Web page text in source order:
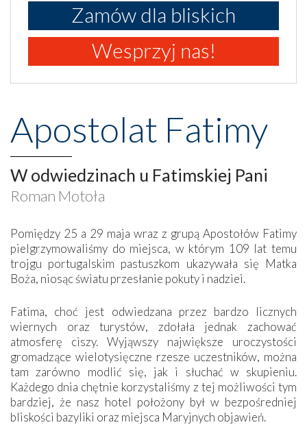
Zamów dla bliskich
Wesprzyj nas!
Apostolat Fatimy
W odwiedzinach u Fatimskiej Pani
Roman Motoła
Pomiędzy 25 a 29 maja wraz z grupą Apostołów Fatimy
pielgrzymowaliśmy do miejsca, w którym 109 lat temu
trojgu portugalskim pastuszkom ukazywała się Matka
Boża, niosąc światu przesłanie pokuty i nadziei.
Fatima, choć jest odwiedzana przez bardzo licznych
wiernych oraz turystów, zdołała jednak zachować
atmosferę ciszy. Wyjąwszy największe uroczystości
gromadzące wielotysięczne rzesze uczestników, można
tam zarówno modlić się, jak i słuchać w skupieniu.
Każdego dnia chętnie korzystaliśmy z tej możliwości tym
bardziej, że nasz hotel położony był w bezpośredniej
bliskości bazyliki oraz miejsca Maryjnych objawień.